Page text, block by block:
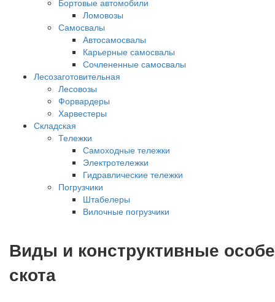
Бортовые автомобили
Ломовозы
Самосвалы
Автосамосвалы
Карьерные самосвалы
Сочлененные самосвалы
Лесозаготовительная
Лесовозы
Форвардеры
Харвестеры
Складская
Тележки
Самоходные тележки
Электротележки
Гидравлические тележки
Погрузчики
Штабелеры
Вилочные погрузчики
Виды и конструктивные
скота